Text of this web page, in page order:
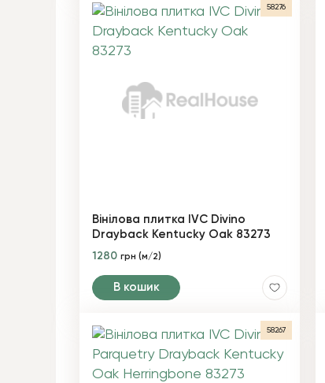
58276
Вінілова плитка IVC Divino
Drayback Kentucky Oak 83273
1280 грн (м/2)
В кошик
58267